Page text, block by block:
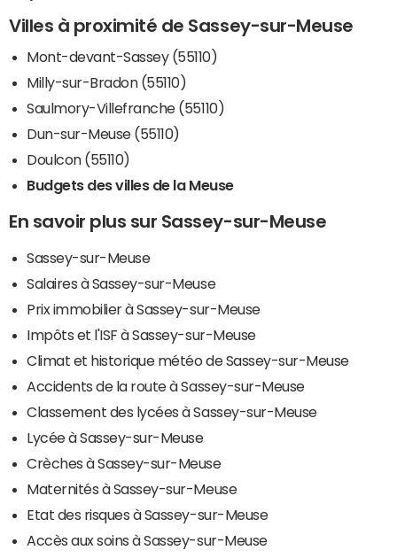
Villes à proximité de Sassey-sur-Meuse
Mont-devant-Sassey (55110)
Milly-sur-Bradon (55110)
Saulmory-Villefranche (55110)
Dun-sur-Meuse (55110)
Doulcon (55110)
Budgets des villes de la Meuse
En savoir plus sur Sassey-sur-Meuse
Sassey-sur-Meuse
Salaires à Sassey-sur-Meuse
Prix immobilier à Sassey-sur-Meuse
Impôts et l'ISF à Sassey-sur-Meuse
Climat et historique météo de Sassey-sur-Meuse
Accidents de la route à Sassey-sur-Meuse
Classement des lycées à Sassey-sur-Meuse
Lycée à Sassey-sur-Meuse
Crèches à Sassey-sur-Meuse
Maternités à Sassey-sur-Meuse
Etat des risques à Sassey-sur-Meuse
Accès aux soins à Sassey-sur-Meuse